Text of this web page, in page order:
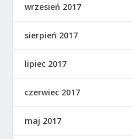
wrzesień 2017
sierpień 2017
lipiec 2017
czerwiec 2017
maj 2017